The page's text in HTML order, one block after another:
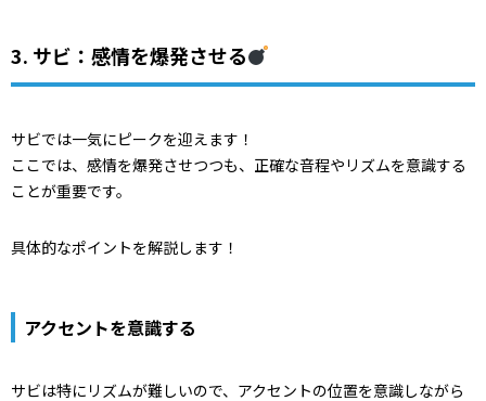
3. サビ：感情を爆発させる
サビでは一気にピークを迎えます！
ここでは、感情を爆発させつつも、正確な音程やリズムを意識する
ことが重要です。
具体的なポイントを解説します！
アクセントを意識する
サビは特にリズムが難しいので、アクセントの位置を意識しながら